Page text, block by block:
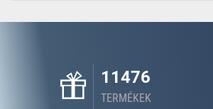
11476
TERMÉKEK